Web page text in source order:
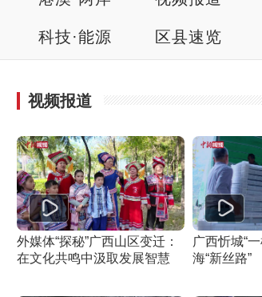
科技·能源 区县速览
视频报道
外媒体“探秘”广西山区变迁：
在文化共鸣中汲取发展智慧
广西忻城“
海“新丝路”